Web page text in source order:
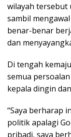
wilayah
sambil
benar-benar
dan
Di tengah
semua
kepala dingin
“Saya berharap
politik apalagi
pribadi, saya